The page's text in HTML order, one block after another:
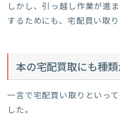
しかし、引っ越し作業が進
するためにも、宅配買い取り
本の宅配買取にも種
一言で宅配買い取りといっ
した。